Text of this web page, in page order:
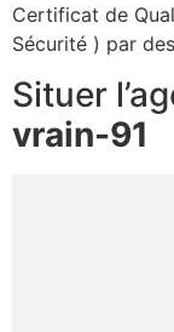
Certificat de
Sécurité ) par
Situer
vrain-91